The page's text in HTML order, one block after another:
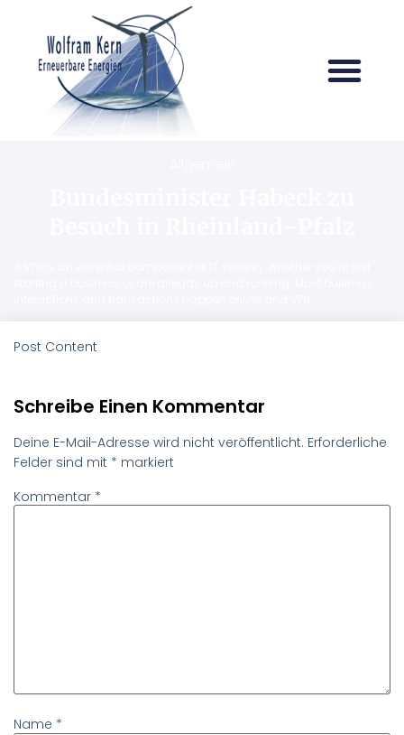
Post Content
Schreibe Einen Kommentar
Deine E-Mail-Adresse wird nicht veröffentlicht. Erforderliche
Felder sind mit * markiert
Kommentar *
Name *